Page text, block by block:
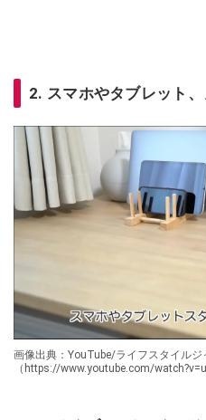
2. スマホやタブレット
画像出典：YouTube/ライフスタイルジ
（https://www.youtube.com/